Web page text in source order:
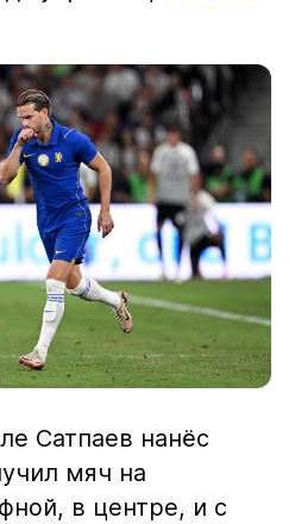
Сатпаев нанёс
мяч на
в центре, и с